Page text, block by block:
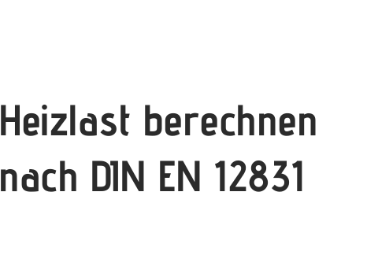
Heizlast berechnen
nach DIN EN 12831